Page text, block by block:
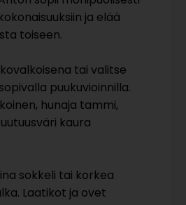
ja elää
toiseen.
tai valitse
puukuvioinnilla.
hunaja tammi,
kaura
sokkeli tai korkea
Laatikot ja ovet